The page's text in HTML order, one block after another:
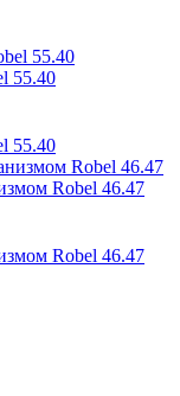
55.40
55.40
Robel 46.47
Robel 46.47